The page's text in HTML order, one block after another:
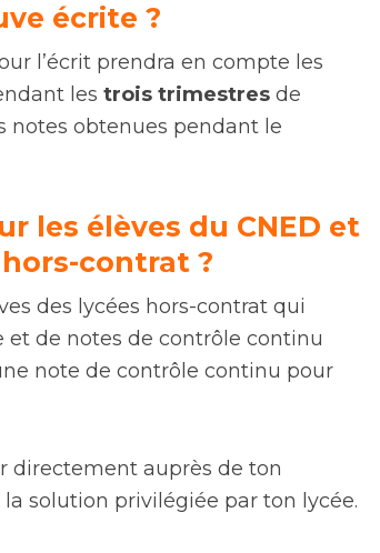
écrite ?
l’écrit prendra en compte les
les trois trimestres de
notes obtenues pendant le
les élèves du CNED et
contrat ?
des lycées hors-contrat qui
et de notes de contrôle continu
note de contrôle continu pour
directement auprès de ton
solution privilégiée par ton lycée.